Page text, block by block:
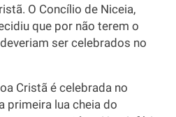
O Concílio de Niceia,
que por não terem o
ser celebrados no
Cristã é celebrada no
primeira lua cheia do